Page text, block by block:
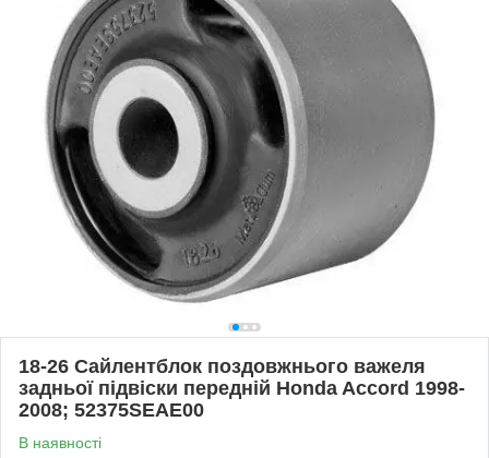
18-26 Сайлентблок поздовжнього важеля
задньої підвіски передній Honda Accord 1998-
2008; 52375SEAE00
В наявності